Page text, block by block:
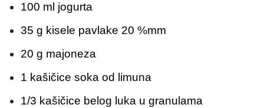
100 ml jogurta
35 g kisele pavlake 20 %mm
20 g majoneza
1 kašičice soka od limuna
1/3 kašičice belog luka u granulama